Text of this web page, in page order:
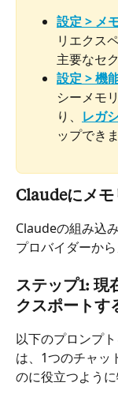
設定 > メ
リエクス
主要なセ
設定 > 機
シーメモ
り、 レガ
ップできま
Claudeにメモ
Claudeの組み込
プロバイダーか
ステップ1: 現
クスポートす
以下のプロンプ
は、1つのチャッ
のに役立つよう